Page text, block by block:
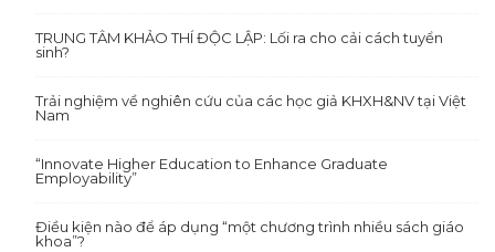
TRUNG TÂM KHẢO THÍ ĐỘC LẬP: Lối ra cho cải cách tuyển
sinh?
Trải nghiệm về nghiên cứu của các học giả KHXH&NV tại Việt
Nam
“Innovate Higher Education to Enhance Graduate
Employability”
Điều kiện nào để áp dụng “một chương trình nhiều sách giáo
khoa”?